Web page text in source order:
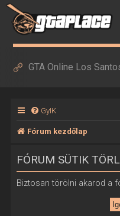
GTA Online Los
GyIK
Fórum kezdőlap
FÓRUM SÜTIK
Biztosan törölni akarod a